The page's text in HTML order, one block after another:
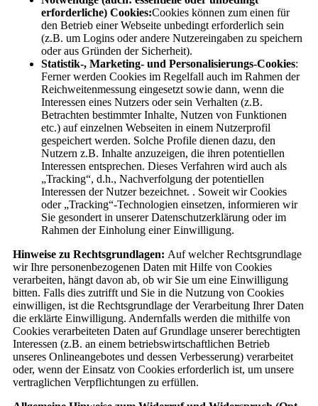
erforderliche) Cookies:Cookies können zum einen für
den Betrieb einer Webseite unbedingt erforderlich sein
(z.B. um Logins oder andere Nutzereingaben zu speichern
oder aus Gründen der Sicherheit).
Statistik-, Marketing- und Personalisierungs-Cookies:
Ferner werden Cookies im Regelfall auch im Rahmen der
Reichweitenmessung eingesetzt sowie dann, wenn die
Interessen eines Nutzers oder sein Verhalten (z.B.
Betrachten bestimmter Inhalte, Nutzen von Funktionen
etc.) auf einzelnen Webseiten in einem Nutzerprofil
gespeichert werden. Solche Profile dienen dazu, den
Nutzern z.B. Inhalte anzuzeigen, die ihren potentiellen
Interessen entsprechen. Dieses Verfahren wird auch als
„Tracking“, d.h., Nachverfolgung der potentiellen
Interessen der Nutzer bezeichnet. . Soweit wir Cookies
oder „Tracking“-Technologien einsetzen, informieren wir
Sie gesondert in unserer Datenschutzerklärung oder im
Rahmen der Einholung einer Einwilligung.
Hinweise zu Rechtsgrundlagen: Auf welcher Rechtsgrundlage
wir Ihre personenbezogenen Daten mit Hilfe von Cookies
verarbeiten, hängt davon ab, ob wir Sie um eine Einwilligung
bitten. Falls dies zutrifft und Sie in die Nutzung von Cookies
einwilligen, ist die Rechtsgrundlage der Verarbeitung Ihrer Daten
die erklärte Einwilligung. Andernfalls werden die mithilfe von
Cookies verarbeiteten Daten auf Grundlage unserer berechtigten
Interessen (z.B. an einem betriebswirtschaftlichen Betrieb
unseres Onlineangebotes und dessen Verbesserung) verarbeitet
oder, wenn der Einsatz von Cookies erforderlich ist, um unsere
vertraglichen Verpflichtungen zu erfüllen.